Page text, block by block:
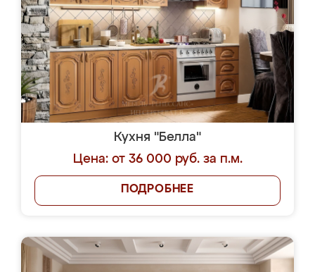
Кухня "Белла"
Цена: от 36 000 руб. за п.м.
ПОДРОБНЕЕ